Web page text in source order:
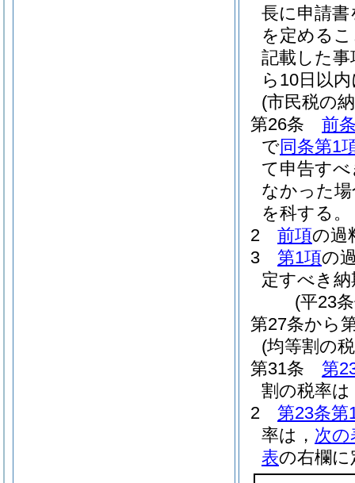
長に申請
を定める
記載した
ら10日以
(市民税の
第26条
前
で同条第1
て申告す
なかった
を科する。
2
前項の過
3
第1項の
定すべき
(平23
第27条から
(均等割の
第31条
第
割の税率
2
第23条第
率は， 次の
表の右欄